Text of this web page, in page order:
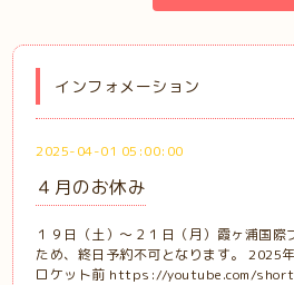
インフォメーション
2025-04-01 05:00:00
４月のお休み
１９日（土）～２１日（月）霞ヶ浦国際
ため、終日予約不可となります。 2025
ロケット前 https://youtube.com/